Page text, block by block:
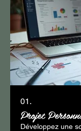
01.
Projet
Développez une